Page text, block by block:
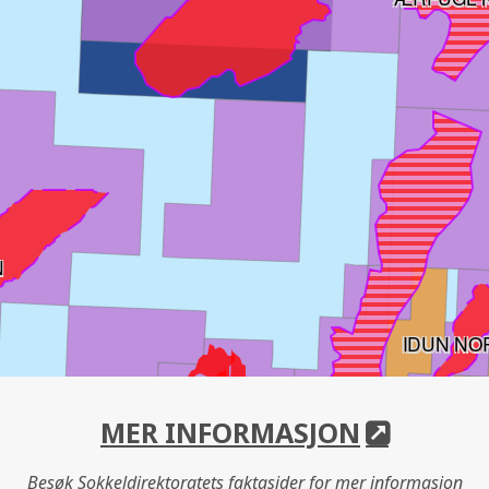
IDUN
MER INFORMASJON
Besøk Sokkeldirektoratets faktasider for mer informasjon